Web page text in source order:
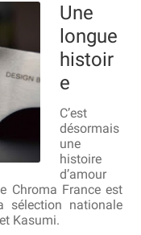
Une
longue
histoir
e
C’est
désormais
une
histoire
d’amour
Chroma France est
sélection nationale
Kasumi.